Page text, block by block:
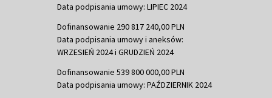
Data podpisania umowy: LIPIEC 2024
Dofinansowanie 290 817 240,00 PLN
Data podpisania umowy i aneksów:
WRZESIEŃ 2024 i GRUDZIEŃ 2024
Dofinansowanie 539 800 000,00 PLN
Data podpisania umowy: PAŹDZIERNIK 2024